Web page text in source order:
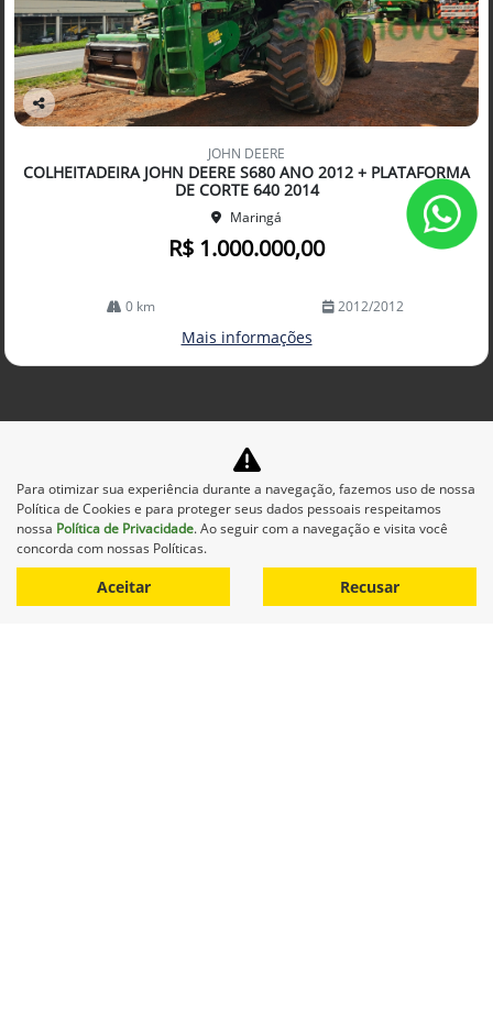
Co
arti
lhe
JOHN DEERE
COLHEITADEIRA JOHN DEERE S680 ANO 2012 + PLATAFORMA
DE CORTE 640 2014
Maringá
R$ 1.000.000,00
0 km 2012/2012
Mais informações
Equipamentos
Para otimizar sua experiência durante a navegação, fazemos uso de nossa
Política de Cookies e para proteger seus dados pessoais respeitamos
nossa Política de Privacidade. Ao seguir com a navegação e visita você
concorda com nossas Políticas.
Aceitar Recusar